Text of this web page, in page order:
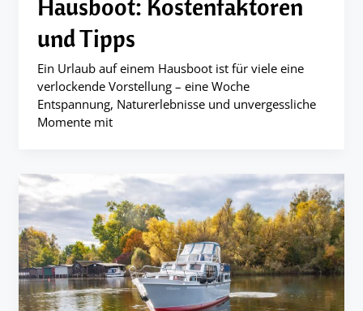
Hausboot: Kostenfaktoren
und Tipps
Ein Urlaub auf einem Hausboot ist für viele eine
verlockende Vorstellung – eine Woche
Entspannung, Naturerlebnisse und unvergessliche
Momente mit